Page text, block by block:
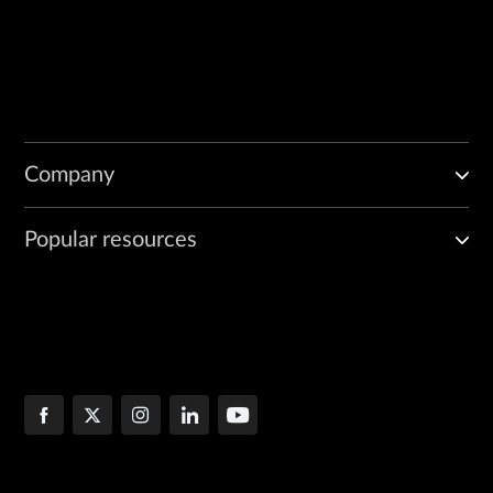
Company
Popular resources